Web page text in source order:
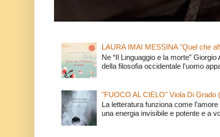
LAURA IMAI MESSINA "Quel che
Ne “Il Linguaggio e la morte”
della filosofia occidentale l’uomo
"FUOCO AL CIELO" Viola Di Grado
La letteratura funziona come
una energia invisibile e potente e a